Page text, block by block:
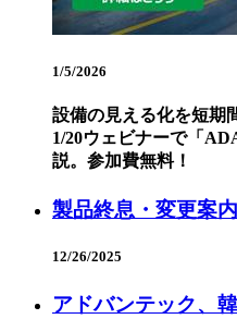
1/5/2026
設備の見える化を短期
1/20ウェビナーで「
説。参加費無料！
製品終息・変更案
12/26/2025
アドバンテック、